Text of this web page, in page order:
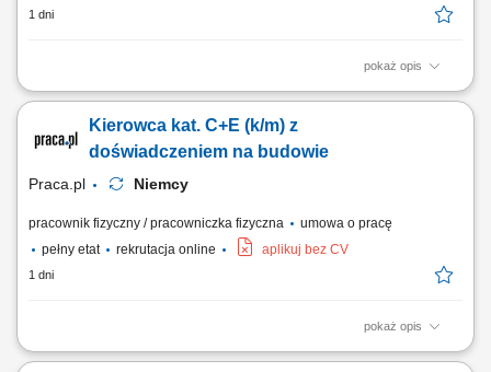
1 dni
pokaż opis
Bezpieczny transport materiałów budowlanych, ciężkich maszyn oraz
terenie Niemiec. Obsługa powierzonego zestawu ciężarowego oraz
dbanie o prawidłowe zabezpieczenie ładunku przed drogą. Aktywny
Kierowca kat. C+E (k/m) z
doświadczeniem na budowie
Praca.pl Niemcy
pracownik fizyczny / pracowniczka fizyczna
umowa o pracę
pełny etat
rekrutacja online aplikuj bez CV
1 dni
pokaż opis
Opis stanowiska Sprawna obsługa transportowa niemieckich projektów